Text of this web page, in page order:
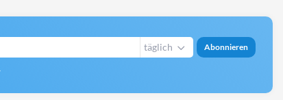
täglich Abonnieren